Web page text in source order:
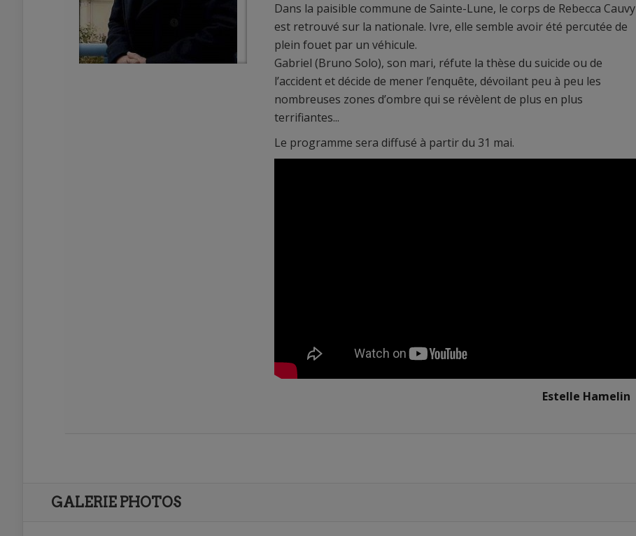
Dans la paisible commune de Sainte-Lune, le corps de Rebecca Cauvy
est retrouvé sur la nationale. Ivre, elle semble avoir été percutée de
plein fouet par un véhicule.
Gabriel (Bruno Solo), son mari, réfute la thèse du suicide ou de
l’accident et décide de mener l’enquête, dévoilant peu à peu les
nombreuses zones d’ombre qui se révèlent de plus en plus
terrifiantes...
Le programme sera diffusé à partir du 31 mai.
Estelle Hamelin
GALERIE PHOTOS